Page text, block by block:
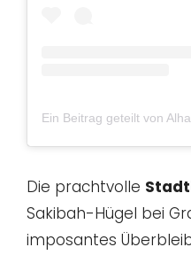
Die prachtvolle
Sakibah-Hügel bei
imposantes